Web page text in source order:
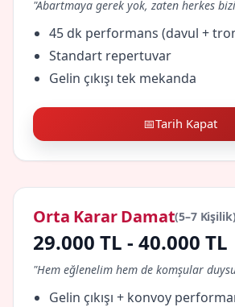
"Abartmaya gerek yok, zaten herkes
45 dk performans (davul +
Standart repertuvar
Gelin çıkışı tek mekanda
📅Tarih Kapat
Orta Karar Damat(5–7 Kişilik)
29.000 TL - 40.000 TL
"Hem eğlenelim hem de komşular
Gelin çıkışı + konvoy